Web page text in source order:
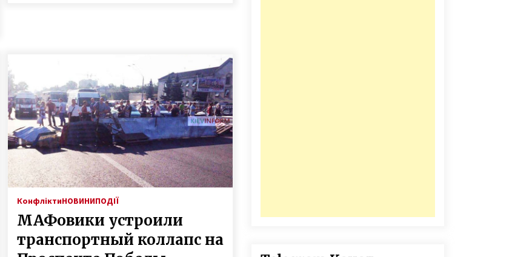
КонфліктиНОВИНИПОДІЇ
МАФовики устроили
транспортный коллапс на